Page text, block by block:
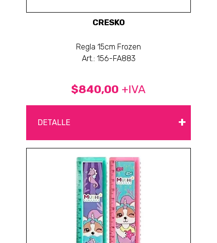
CRESKO
Regla 15cm Frozen
Art.: 156-FA883
$840,00 +IVA
DETALLE +